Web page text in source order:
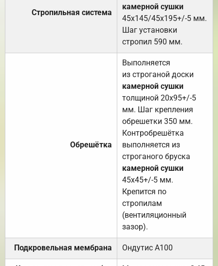
Стропильная система
камерной сушки
45х145/45х195+/-5 мм.
Шаг установки
стропил 590 мм.
Обрешётка
Выполняется
из строганой доски
камерной сушки
толщиной 20х95+/-5
мм. Шаг крепления
обрешетки 350 мм.
Контробрешётка
выполняется из
строганого бруска
камерной сушки
45х45+/-5 мм.
Крепится по
стропилам
(вентиляционный
зазор).
Подкровельная мембрана Ондутис А100